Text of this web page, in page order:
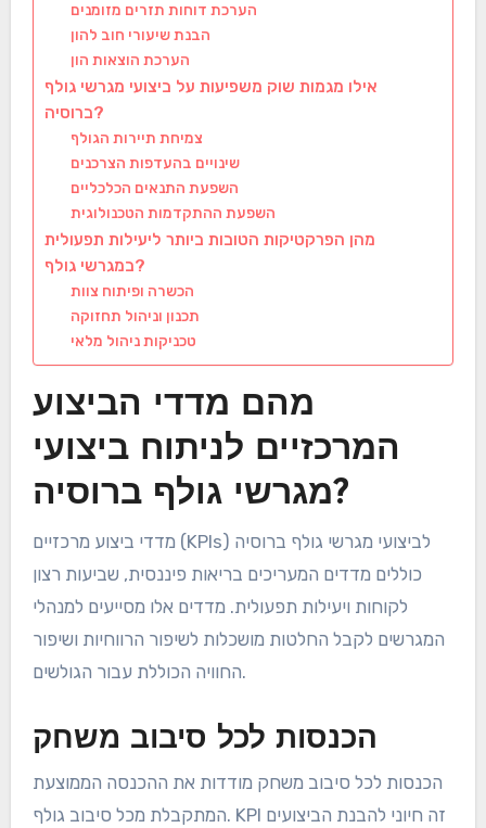
הערכת דוחות תזרים מזומנים
הבנת שיעורי חוב להון
הערכת הוצאות הון
אילו מגמות שוק משפיעות על ביצועי מגרשי גולף
ברוסיה?
צמיחת תיירות הגולף
שינויים בהעדפות הצרכנים
השפעת התנאים הכלכליים
השפעת ההתקדמות הטכנולוגית
מהן הפרקטיקות הטובות ביותר ליעילות תפעולית
במגרשי גולף?
הכשרה ופיתוח צוות
תכנון וניהול תחזוקה
טכניקות ניהול מלאי
מהם מדדי הביצוע
המרכזיים לניתוח ביצועי
מגרשי גולף ברוסיה?
מדדי ביצוע מרכזיים (KPIs) לביצועי מגרשי גולף ברוסיה
כוללים מדדים המעריכים בריאות פיננסית, שביעות רצון
לקוחות ויעילות תפעולית. מדדים אלו מסייעים למנהלי
המגרשים לקבל החלטות מושכלות לשיפור הרווחיות ושיפור
החוויה הכוללת עבור הגולשים.
הכנסות לכל סיבוב משחק
הכנסות לכל סיבוב משחק מודדות את ההכנסה הממוצעת
המתקבלת מכל סיבוב גולף. KPI זה חיוני להבנת הביצועים